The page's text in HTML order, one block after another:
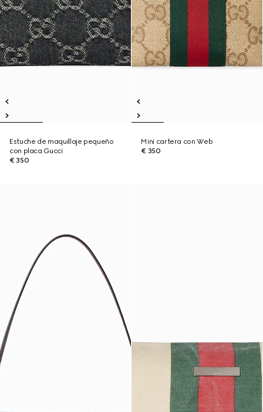
Estuche de maquillaje pequeño
con placa Gucci
€ 350
Mini cartera con Web
€ 350